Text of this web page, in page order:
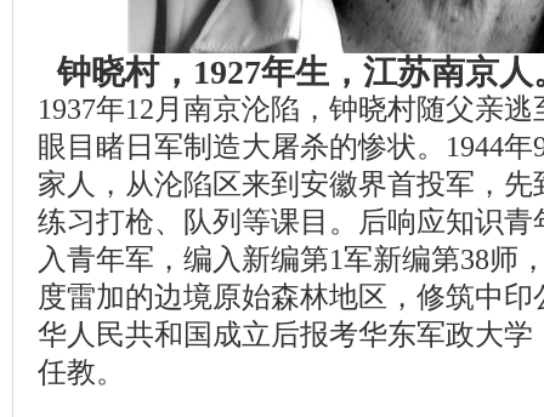
钟晓村，1927年生，江苏南京
1937年12月南京沦陷，钟晓村随父亲
眼目睹日军制造大屠杀的惨状。1944
家人，从沦陷区来到安徽界首投军，先
练习打枪、队列等课目。后响应知识
入青年军，编入新编第1军新编第38师
度雷加的边境原始森林地区，修筑中
华人民共和国成立后报考华东军政大
任教。